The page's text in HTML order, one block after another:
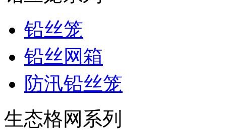
铅丝笼
铅丝网箱
防汛铅丝笼
生态格网系列